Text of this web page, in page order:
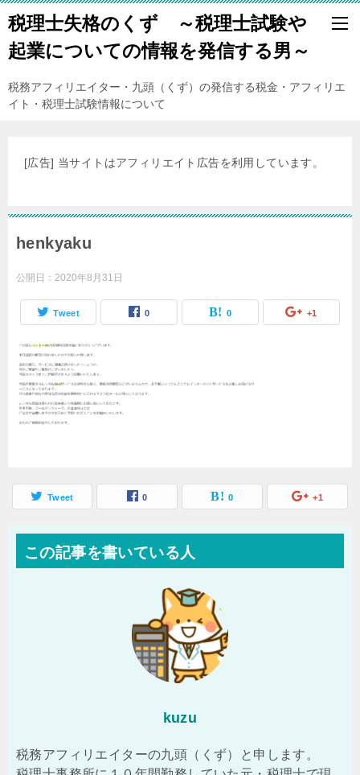
税理士失格のくず ～税理士試験や
起業についての情報を発信する男～
税務アフィリエイター・九頭（くず）の発信する税金・アフィリエ
イト・税理士試験情報について
[広告] 当サイトはアフィリエイト広告を利用しています。
henkyaku
公開日： 2020年8月31日
Tweet 0 0 +1
Tweet 0 0 +1
この記事を書いている人
kuzu
税務アフィリエイターの九頭（くず）と申します。